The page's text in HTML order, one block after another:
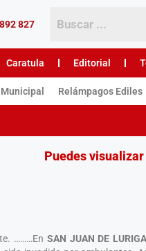
827
Caratula Editorial
Municipal Relámpagos Ediles
Puedes
………En SAN JUAN DE